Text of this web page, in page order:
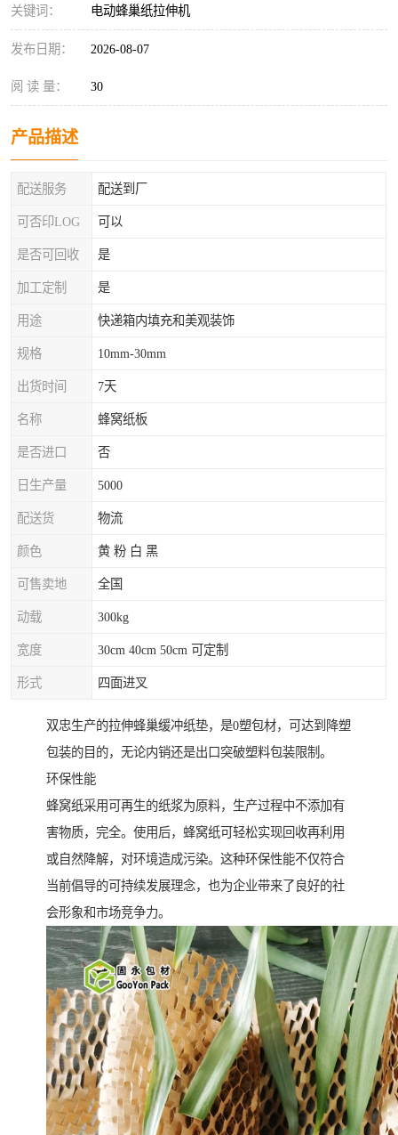
关键词： 电动蜂巢纸拉伸机
发布日期： 2026-08-07
阅 读 量： 30
产品描述
配送服务 配送到厂
可否印LOG 可以
是否可回收 是
加工定制 是
用途 快递箱内填充和美观装饰
规格 10mm-30mm
出货时间 7天
名称 蜂窝纸板
是否进口 否
日生产量 5000
配送货 物流
颜色 黄 粉 白 黑
可售卖地 全国
动载 300kg
宽度 30cm 40cm 50cm 可定制
形式 四面进叉
双忠生产的拉伸蜂巢缓冲纸垫，是0塑包材，可达到降塑
包装的目的，无论内销还是出口突破塑料包装限制。
环保性能
蜂窝纸采用可再生的纸浆为原料，生产过程中不添加有
害物质，完全。使用后，蜂窝纸可轻松实现回收再利用
或自然降解，对环境造成污染。这种环保性能不仅符合
当前倡导的可持续发展理念，也为企业带来了良好的社
会形象和市场竞争力。